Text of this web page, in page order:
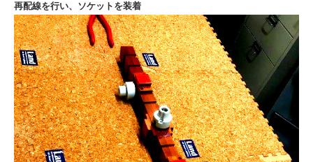
再配線を行い、 ソケットを装着